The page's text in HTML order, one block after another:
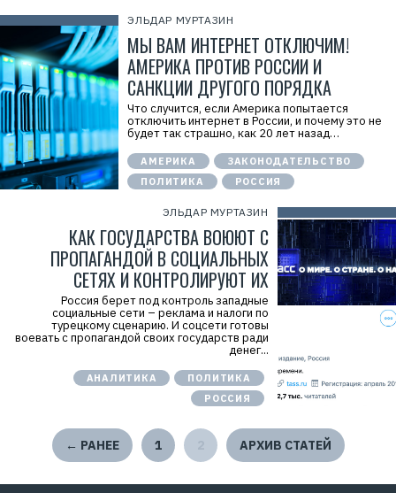
ЭЛЬДАР МУРТАЗИН
МЫ ВАМ ИНТЕРНЕТ ОТКЛЮЧИМ!
АМЕРИКА ПРОТИВ РОССИИ И
САНКЦИИ ДРУГОГО ПОРЯДКА
Что случится, если Америка попытается
отключить интернет в России, и почему это не
будет так страшно, как 20 лет назад…
АМЕРИКА
ЗАКОНОДАТЕЛЬСТВО
ПОЛИТИКА
РОССИЯ
ЭЛЬДАР МУРТАЗИН
КАК ГОСУДАРСТВА ВОЮЮТ С
ПРОПАГАНДОЙ В СОЦИАЛЬНЫХ
СЕТЯХ И КОНТРОЛИРУЮТ ИХ
Россия берет под контроль западные
социальные сети – реклама и налоги по
турецкому сценарию. И соцсети готовы
воевать с пропагандой своих государств ради
денег...
АНАЛИТИКА
ПОЛИТИКА
РОССИЯ
← РАНЕЕ 1 АРХИВ СТАТЕЙ